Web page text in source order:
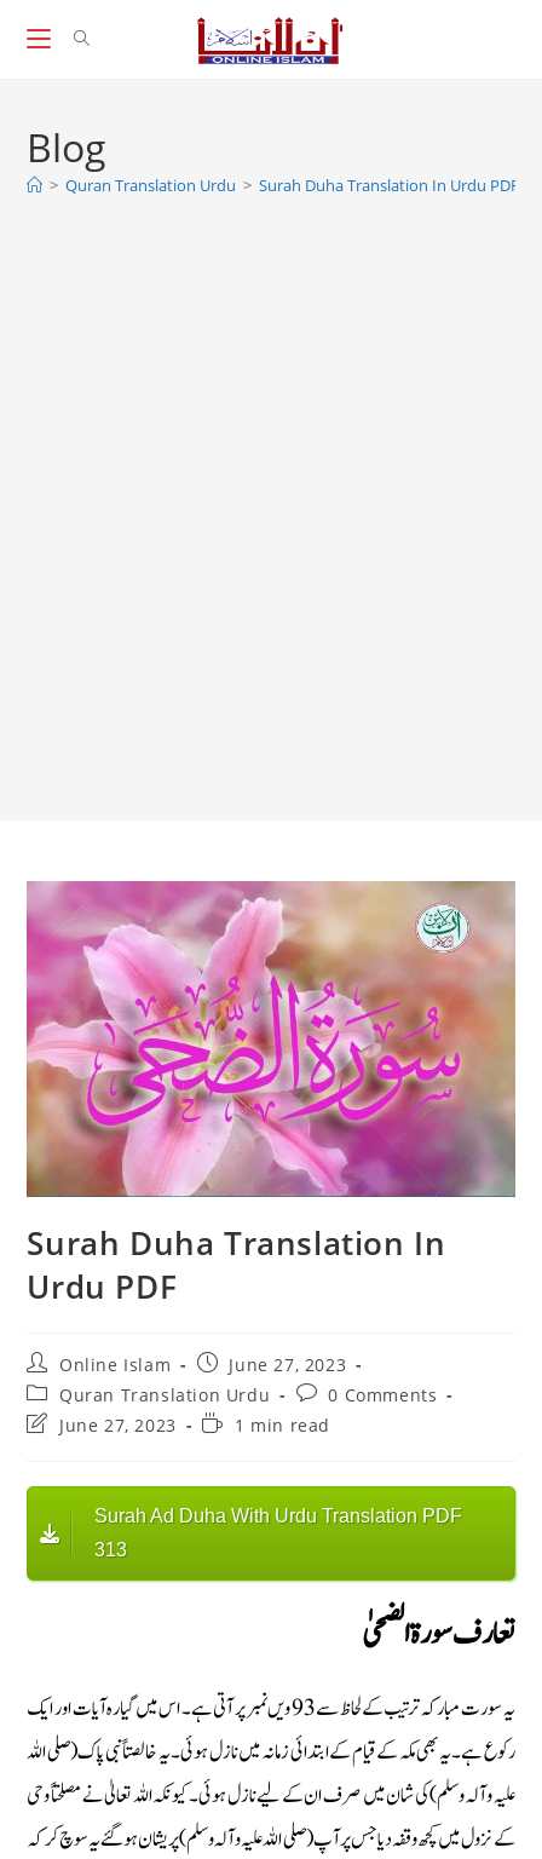
Blog
> Quran Translation Urdu > Surah Duha Translation In Urdu PDF
Surah Duha Translation In
Urdu PDF
Post
author:
Online Islam
Post
published:
June 27, 2023
Post
category:
Quran Translation Urdu
Post
comments:
0 Comments
PostJune 27, 2023
Reading1 min read
Surah Ad Duha With Urdu Translation PDF
313
تعارف سورة الضحیٰ
یہ سورت مبارکہ ترتیب کے لحاظ سے 93 ویں نمبر پر آتی ہے۔ اس میں گیارہ آیات اور ایک
رکوع ہے۔ یہ بھی مکہ کے قیام کے ابتدائی زمانہ میں نازل ہوئی۔ یہ خالصتاً نبی پاک (صلی اللہ
علیہ وآلہ وسلم) کی شان میں صرف ان کے لیے نازل ہوئی۔ کیونکہ اللہ تعالیٰ نے مصلحتاً وحی
کے نزول میں کچھ وقفہ دیا جس پر آپ (صلی اللہ علیہ وآلہ وسلم) پریشان ہوگئے یہ سوچ کر کہ